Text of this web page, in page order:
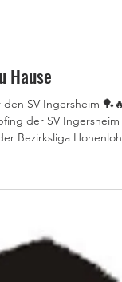
SV Ingersheim 🏓🔥
deutliches
stand ein klarer 9:0-
Schon in den